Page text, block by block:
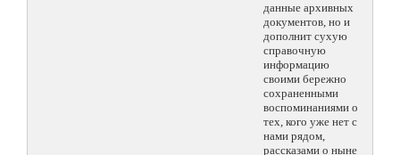
данные архивных
документов, но и
дополнит сухую
справочную
информацию
своими бережно
сохраненными
воспоминаниями о
тех, кого уже нет с
нами рядом,
рассказами о ныне